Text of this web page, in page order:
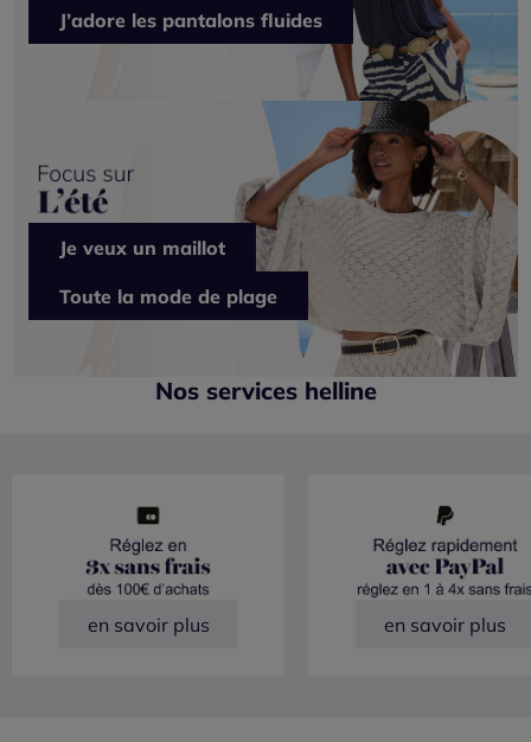
J’adore les pantalons fluides
Je veux un maillot
Toute la mode de plage
Nos services helline
en savoir plus en savoir plus